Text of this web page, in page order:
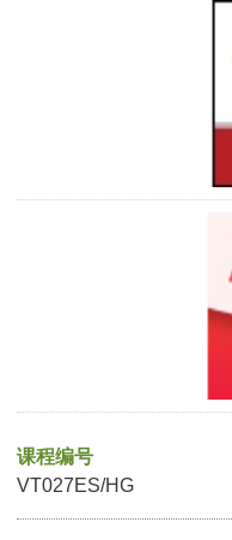
课程编号
VT027ES/HG